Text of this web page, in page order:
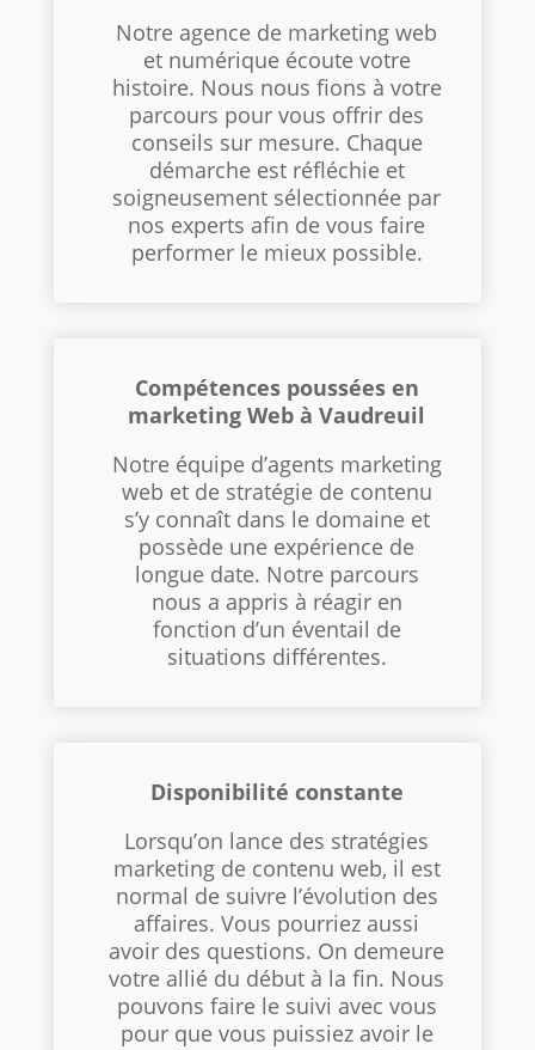
Notre agence de marketing web
et numérique écoute votre
histoire. Nous nous fions à votre
parcours pour vous offrir des
conseils sur mesure. Chaque
démarche est réfléchie et
soigneusement sélectionnée par
nos experts afin de vous faire
performer le mieux possible.
Compétences poussées en
marketing Web à Vaudreuil
Notre équipe d’agents marketing
web et de stratégie de contenu
s’y connaît dans le domaine et
possède une expérience de
longue date. Notre parcours
nous a appris à réagir en
fonction d’un éventail de
situations différentes.
Disponibilité constante
Lorsqu’on lance des stratégies
marketing de contenu web, il est
normal de suivre l’évolution des
affaires. Vous pourriez aussi
avoir des questions. On demeure
votre allié du début à la fin. Nous
pouvons faire le suivi avec vous
pour que vous puissiez avoir le